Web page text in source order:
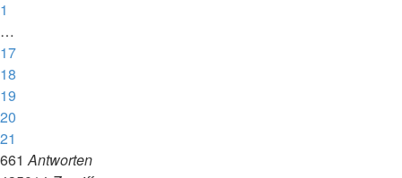
1
…
17
18
19
20
21
661Antworten